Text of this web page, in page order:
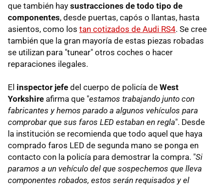
que también hay sustracciones de todo tipo de
componentes, desde puertas, capós o llantas, hasta
asientos, como los tan cotizados de Audi RS4. Se cree
también que la gran mayoría de estas piezas robadas
se utilizan para "tunear" otros coches o hacer
reparaciones ilegales.
El inspector jefe del cuerpo de policía de West
Yorkshire afirma que "estamos trabajando junto con
fabricantes y hemos parado a algunos vehículos para
comprobar que sus faros LED estaban en regla". Desde
la institución se recomienda que todo aquel que haya
comprado faros LED de segunda mano se ponga en
contacto con la policía para demostrar la compra. "Si
paramos a un vehículo del que sospechemos que lleva
componentes robados, estos serán requisados y el